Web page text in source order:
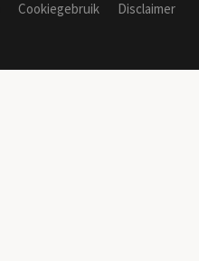
Cookiegebruik
Disclaimer